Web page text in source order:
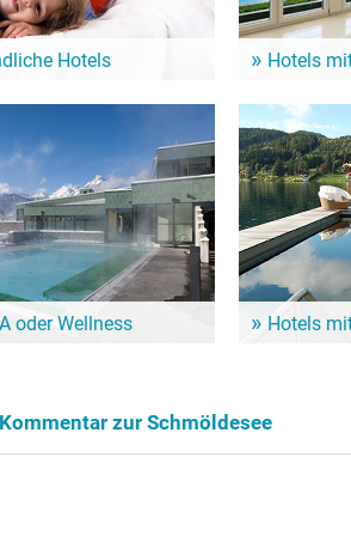
Hotels
zahlreichen Angeboten!
Hotels
Schmöldesee
oder Wellness Hotels
zur Schmöldesee